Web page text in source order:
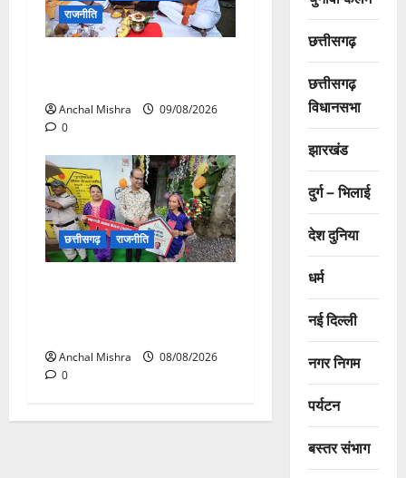
राजनीति
Anchal Mishra
09/08/2026
0
छत्तीसगढ़ राजनीति
Anchal Mishra
08/08/2026
0
छत्तीसगढ़
छत्तीसगढ़
विधानसभा
झारखंड
दुर्ग – भिलाई
देश दुनिया
धर्म
नई दिल्ली
नगर निगम
पर्यटन
बस्तर संभाग